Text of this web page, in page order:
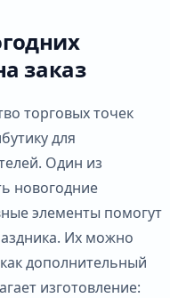
заказ
торговых точек
для
Один из
новогодние
элементы помогут
Их можно
дополнительный
изготовление: